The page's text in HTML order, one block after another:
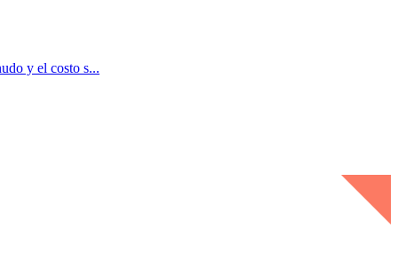
y el costo s...